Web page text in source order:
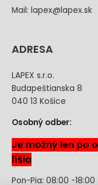
Mail: lapex@lapex.sk
ADRESA
LAPEX s.r.o.
Budapeštianska 8
040 13 Košice
Osobný odber:
Je možný len po
líšia
Pon-Pia: 08:00 -18:00